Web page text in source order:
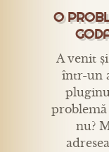
O
A venit
într-un
nu?